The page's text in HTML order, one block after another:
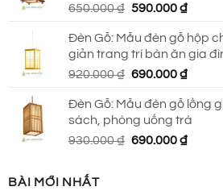
650.000₫ Giá
là:
650.000 ₫.
590.000₫Giá
tại
là:
Đèn Gỗ: Mẫu đèn gỗ hộp
giản trang trí bàn ăn gia
920.000₫ Giá
là:
920.000 ₫.
690.000₫Giá
tại
là:
Đèn Gỗ: Mẫu đèn gỗ lồng
sách, phòng uống trà
930.000₫ Giá
690.000₫Giá
BÀI MỚI NHẤT